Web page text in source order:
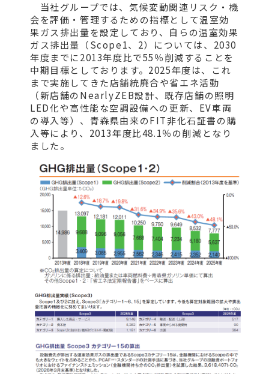
当社グループでは、気候変動関連リスク・機
会を評価・管理するための指標として温室効
果ガス排出量を設定しており、自らの温室効果
ガス排出量（Scope1、2）については、2030
年度までに2013年度比で55％削減することを
中期目標としております。2025年度は、これ
まで実施してきた店舗統廃合や省エネ活動
（新店舗のNearlyZEB設計、既存店舗の照明
LED化や高性能な空調設備への更新、EV車両
の導入等）、青森県由来のFIT非化石証書の購
入等により、2013年度比48.1％の削減となり
ました。